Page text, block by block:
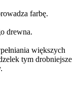
farbę.
drewna.
większych
tym drobniejsze